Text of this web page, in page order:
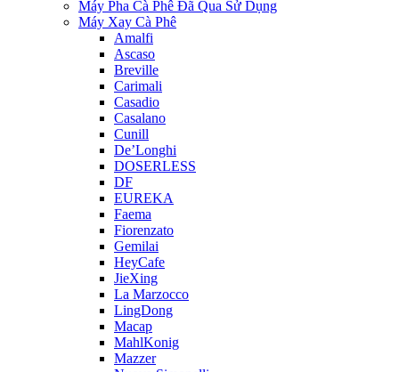
Máy Pha Cà Phê Đã Qua Sử Dụng
Máy Xay Cà Phê
Amalfi
Ascaso
Breville
Carimali
Casadio
Casalano
Cunill
De’Longhi
DOSERLESS
DF
EUREKA
Faema
Fiorenzato
Gemilai
HeyCafe
JieXing
La Marzocco
LingDong
Macap
MahlKonig
Mazzer